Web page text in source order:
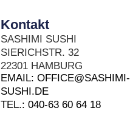
Kontakt
SASHIMI SUSHI
SIERICHSTR. 32
22301 HAMBURG
EMAIL: OFFICE@SASHIMI-
SUSHI.DE
TEL.: 040-63 60 64 18